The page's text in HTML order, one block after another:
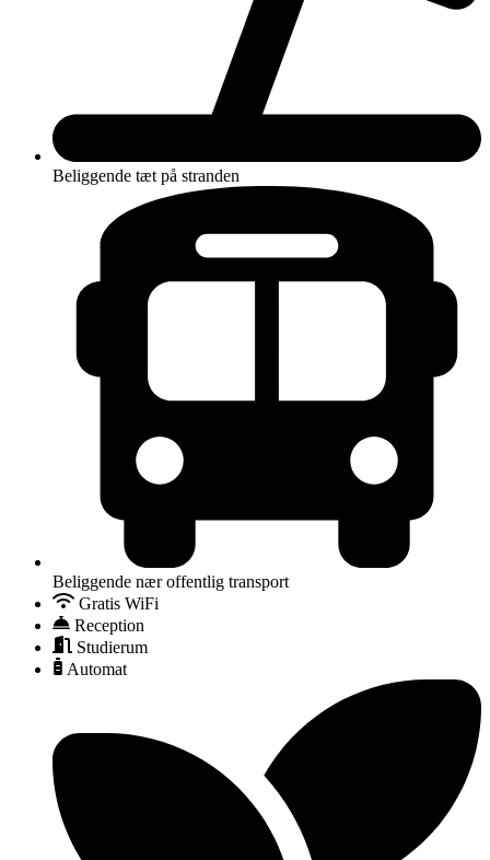
Beliggende tæt på stranden
Beliggende nær offentlig transport
Gratis WiFi
Reception
Studierum
Automat